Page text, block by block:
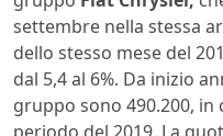
settembre nella stessa
dello stesso mese del
dal 5,4 al 6%. Da inizio
gruppo sono 490.200, in